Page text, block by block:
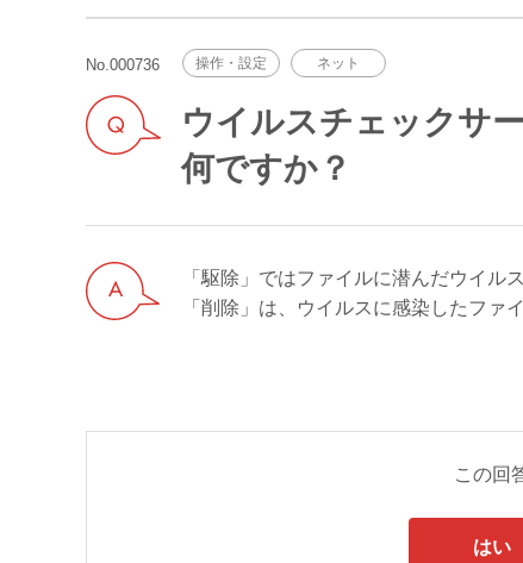
No.000736 操作・設定 ネット
ウイルスチェックサ
何ですか？
「駆除」ではファイルに潜んだウイル
「削除」は、ウイルスに感染したファ
この回
はい